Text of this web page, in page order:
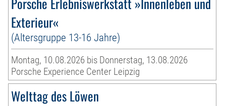
Exterieur«
(Altersgruppe 13-16 Jahre)
Montag, 10.08.2026 bis Donnerstag, 13.08.2026
Porsche Experience Center Leipzig
Welttag des Löwen